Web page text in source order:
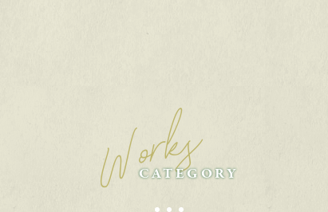
Works
CATEGORY